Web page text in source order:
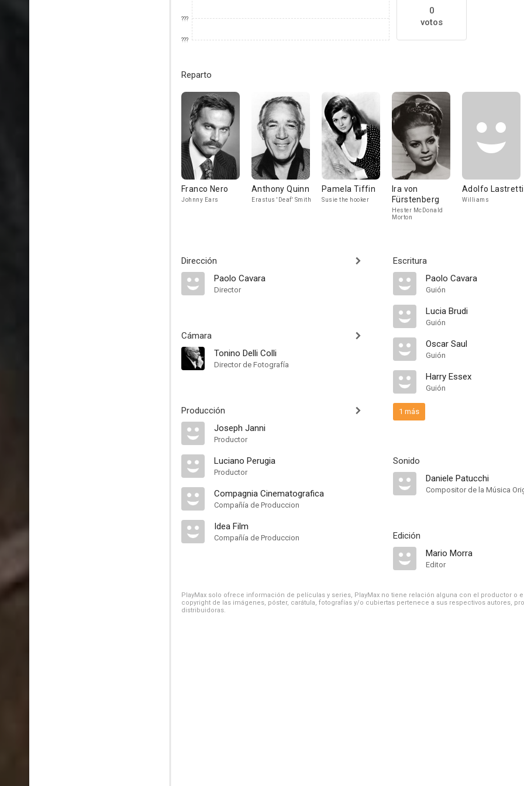
???
???
0
votos
Reparto
Franco Nero
Johnny Ears
Anthony Quinn
Erastus 'Deaf' Smith
Pamela Tiffin
Susie the hooker
Ira von
Fürstenberg
Hester McDonald
Morton
Adolfo Lastretti
Williams
Dirección
Paolo Cavara
Director
Cámara
Tonino Delli Colli
Director de Fotografía
Producción
Joseph Janni
Productor
Luciano Perugia
Productor
Compagnia Cinematografica
Compañía de Produccion
Idea Film
Compañía de Produccion
Escritura
Paolo Cavara
Guión
Lucia Brudi
Guión
Oscar Saul
Guión
Harry Essex
Guión
1 más
Sonido
Daniele Patucchi
Compositor de la Música
Edición
Mario Morra
Editor
PlayMax solo ofrece información de películas y series, PlayMax no tiene relación alguna con el productor o
copyright de las imágenes, póster, carátula, fotografías y/o cubiertas pertenece a sus respectivos autores,
distribuidoras.